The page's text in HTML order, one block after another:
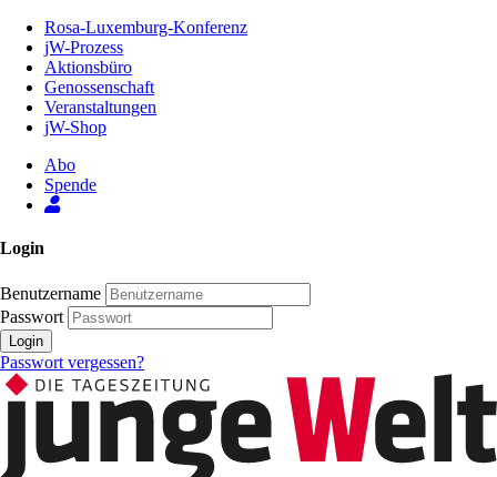
Inhalt
Seite
Rosa-Luxemburg-Konferenz
jW-Prozess
Aktionsbüro
Genossenschaft
Veranstaltungen
jW-Shop
Abo
Spende
Login
Benutzername
Passwort
Login
Passwort vergessen?